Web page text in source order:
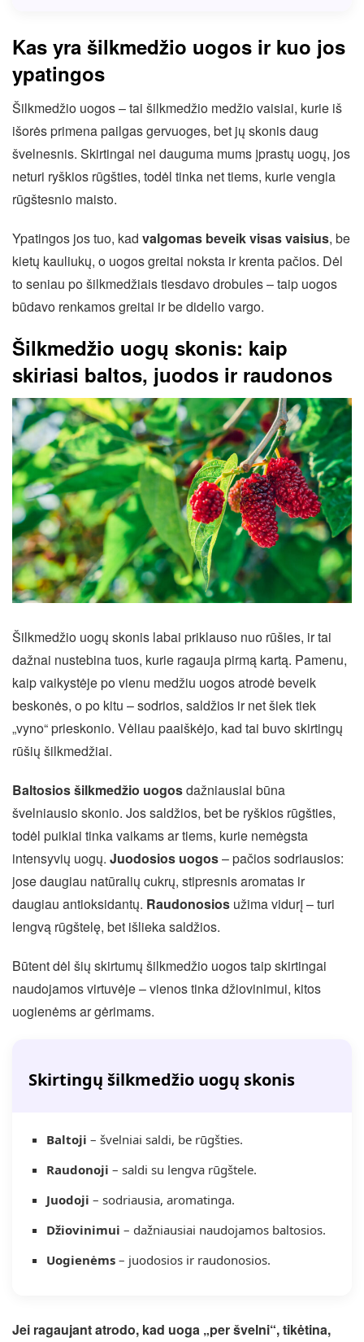
Kas yra šilkmedžio uogos ir kuo jos
ypatingos
Šilkmedžio uogos – tai šilkmedžio medžio vaisiai, kurie iš
išorės primena pailgas gervuoges, bet jų skonis daug
švelnesnis. Skirtingai nei dauguma mums įprastų uogų, jos
neturi ryškios rūgšties, todėl tinka net tiems, kurie vengia
rūgštesnio maisto.
Ypatingos jos tuo, kad valgomas beveik visas vaisius, be
kietų kauliukų, o uogos greitai noksta ir krenta pačios. Dėl
to seniau po šilkmedžiais tiesdavo drobules – taip uogos
būdavo renkamos greitai ir be didelio vargo.
Šilkmedžio uogų skonis: kaip
skiriasi baltos, juodos ir raudonos
Šilkmedžio uogų skonis labai priklauso nuo rūšies, ir tai
dažnai nustebina tuos, kurie ragauja pirmą kartą. Pamenu,
kaip vaikystėje po vienu medžiu uogos atrodė beveik
beskonės, o po kitu – sodrios, saldžios ir net šiek tiek
„vyno“ prieskonio. Vėliau paaiškėjo, kad tai buvo skirtingų
rūšių šilkmedžiai.
Baltosios šilkmedžio uogosdažniausiai būna
švelniausio skonio. Jos saldžios, bet be ryškios rūgšties,
todėl puikiai tinka vaikams ar tiems, kurie nemėgsta
intensyvių uogų. Juodosios uogos– pačios sodriausios:
jose daugiau natūralių cukrų, stipresnis aromatas ir
daugiau antioksidantų. Raudonosios užima vidurį – turi
lengvą rūgštelę, bet išlieka saldžios.
Būtent dėl šių skirtumų šilkmedžio uogos taip skirtingai
naudojamos virtuvėje – vienos tinka džiovinimui, kitos
uogienėms ar gėrimams.
Skirtingų šilkmedžio uogų skonis
Baltoji – švelniai saldi, be rūgšties.
Raudonoji – saldi su lengva rūgštele.
Juodoji – sodriausia, aromatinga.
Džiovinimui – dažniausiai naudojamos baltosios.
Uogienėms – juodosios ir raudonosios.
Jei ragaujant atrodo, kad uoga „per švelni“, tikėtina,